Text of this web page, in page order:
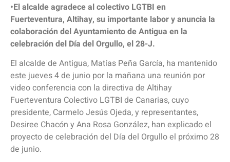
•El alcalde agradece al colectivo LGTBI en
Fuerteventura, Altihay, su importante labor y anuncia la
colaboración del Ayuntamiento de Antigua en la
celebración del Día del Orgullo, el 28-J.
El alcalde de Antigua, Matías Peña García, ha mantenido
este jueves 4 de junio por la mañana una reunión por
video conferencia con la directiva de Altihay
Fuerteventura Colectivo LGTBI de Canarias, cuyo
presidente, Carmelo Jesús Ojeda, y representantes,
Desiree Chacón y Ana Rosa González, han explicado el
proyecto de celebración del Día del Orgullo el próximo 28
de junio.